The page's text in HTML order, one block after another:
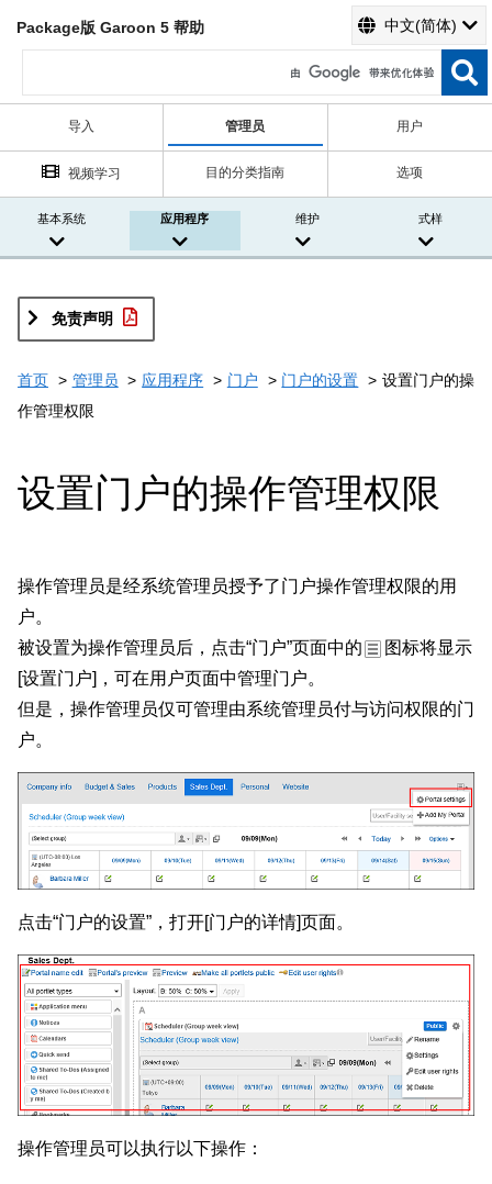
Package版 Garoon 5 帮助 中文(简体)
导入 管理员 用户
视频学习 目的分类指南 选项
基本系统 应用程序 维护 式样
免责声明
首页 管理员 应用程序 门户 门户的设置
设置门户的操
作管理权限
设置门户的操作管理权限
操作管理员是经系统管理员授予了门户操作管理权限的用
户。
被设置为操作管理员后，点击“门户”页面中的
图标将显示
[设置门户]，可在用户页面中管理门户。
但是，操作管理员仅可管理由系统管理员付与访问权限的门
户。
点击“门户的设置”，打开[门户的详情]页面。
操作管理员可以执行以下操作：